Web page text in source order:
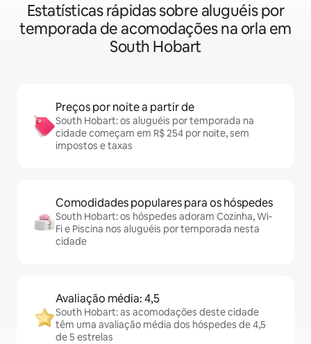
Estatísticas rápidas sobre aluguéis por
temporada de acomodações na orla em
South Hobart
Preços por noite a partir de
South Hobart: os aluguéis por temporada na
cidade começam em R$ 254 por noite, sem
impostos e taxas
Comodidades populares para os hóspedes
South Hobart: os hóspedes adoram Cozinha, Wi-
Fi e Piscina nos aluguéis por temporada nesta
cidade
Avaliação média: 4,5
South Hobart: as acomodações deste cidade
têm uma avaliação média dos hóspedes de 4,5
de 5 estrelas